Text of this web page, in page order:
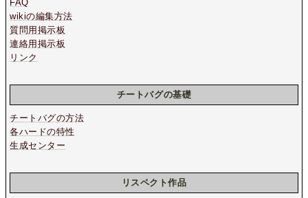
FAQ
wikiの編集方法
質問用掲示板
連絡用掲示板
リンク
チートバグの基礎
チートバグの方法
各ハードの特性
生成センター
リスペクト作品